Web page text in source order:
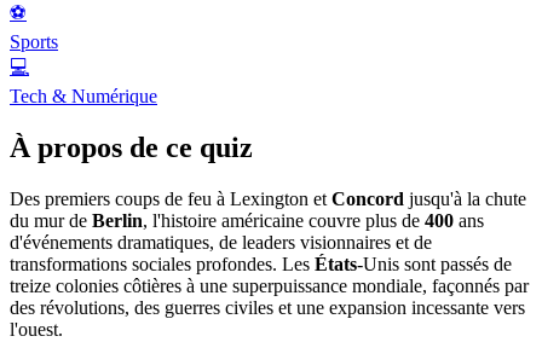
⚽
Sports
💻
Tech & Numérique
À propos de ce quiz
Des premiers coups de feu à Lexington et Concord jusqu'à la chute
du mur de Berlin, l'histoire américaine couvre plus de 400 ans
d'événements dramatiques, de leaders visionnaires et de
transformations sociales profondes. Les États-Unis sont passés de
treize colonies côtières à une superpuissance mondiale, façonnés par
des révolutions, des guerres civiles et une expansion incessante vers
l'ouest.